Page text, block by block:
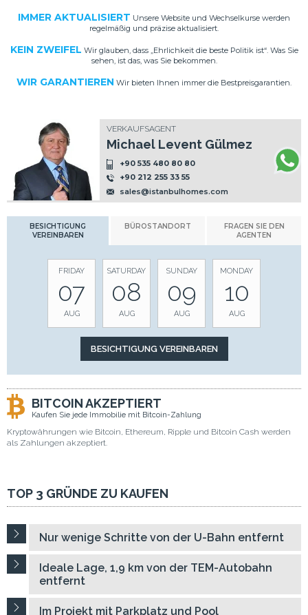
IMMER AKTUALISIERT Unsere Website und Wechselkurse werden
regelmäßig und präzise aktualisiert.
KEIN ZWEIFEL Wir glauben, dass „Ehrlichkeit die beste Politik ist“. Was Sie
sehen, ist das, was Sie bekommen.
WIR GARANTIEREN Wir bieten Ihnen immer die Bestpreisgarantien.
VERKAUFSAGENT
Michael Levent Gülmez
+90 535 480 80 80
+90 212 255 33 55
sales@istanbulhomes.com
BESICHTIGUNG
VEREINBAREN
BÜROSTANDORT
FRAGEN SIE DEN
AGENTEN
FRIDAY
07
AUG
SATURDAY
08
AUG
SUNDAY
09
AUG
MONDAY
10
AUG
BITCOIN AKZEPTIERT
Kaufen Sie jede Immobilie mit Bitcoin-Zahlung
Kryptowährungen wie Bitcoin, Ethereum, Ripple und Bitcoin Cash werden
als Zahlungen akzeptiert.
TOP 3 GRÜNDE ZU KAUFEN
Nur wenige Schritte von der U-Bahn entfernt
Ideale Lage, 1,9 km von der TEM-Autobahn
entfernt
Im Projekt mit Parkplatz und Pool